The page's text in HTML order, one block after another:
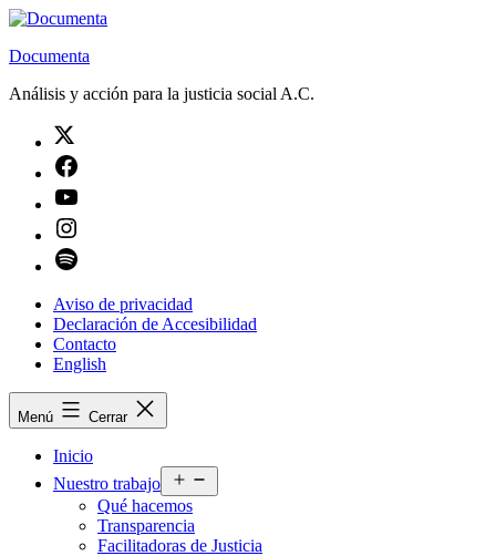
Saltar
contenido
Documenta
Análisis y acción para la justicia social A.C.
Aviso de privacidad
Declaración de Accesibilidad
Contacto
English
Menú Cerrar
Inicio
Nuestro trabajo
el
Qué hacemos
Transparencia
Facilitadoras de Justicia